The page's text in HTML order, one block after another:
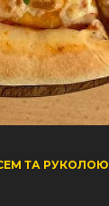
ТА РУКОЛОЮ